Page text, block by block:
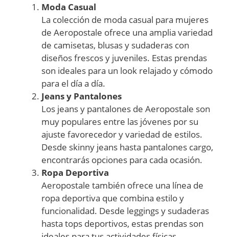
Moda Casual
La colección de moda casual para mujeres
de Aeropostale ofrece una amplia variedad
de camisetas, blusas y sudaderas con
diseños frescos y juveniles. Estas prendas
son ideales para un look relajado y cómodo
para el día a día.
Jeans y Pantalones
Los jeans y pantalones de Aeropostale son
muy populares entre las jóvenes por su
ajuste favorecedor y variedad de estilos.
Desde skinny jeans hasta pantalones cargo,
encontrarás opciones para cada ocasión.
Ropa Deportiva
Aeropostale también ofrece una línea de
ropa deportiva que combina estilo y
funcionalidad. Desde leggings y sudaderas
hasta tops deportivos, estas prendas son